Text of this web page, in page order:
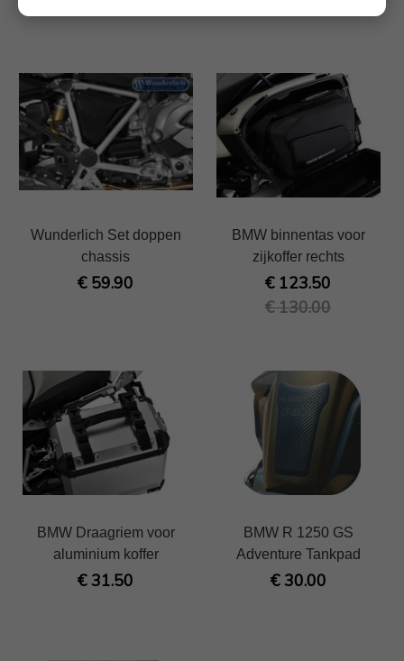
Wunderlich Set doppen
chassis
€ 59.90
BMW binnentas voor
zijkoffer rechts
€ 123.50
€ 130.00
BMW Draagriem voor
aluminium koffer
€ 31.50
BMW R 1250 GS
Adventure Tankpad
€ 30.00